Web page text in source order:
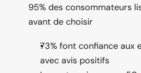
95% des consommateurs
avant de choisir
73% font confiance aux
avec avis positifs